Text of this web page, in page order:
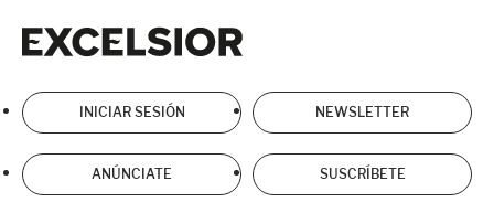
INICIAR SESIÓN NEWSLETTER
ANÚNCIATE SUSCRÍBETE